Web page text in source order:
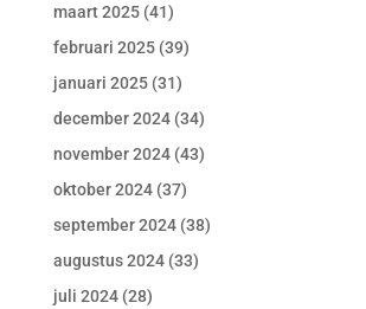
maart 2025(41)
februari 2025(39)
januari 2025(31)
december 2024(34)
november 2024(43)
oktober 2024(37)
september 2024(38)
augustus 2024(33)
juli 2024(28)